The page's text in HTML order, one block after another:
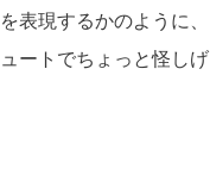
表現するかのように、
ートでちょっと怪しげ